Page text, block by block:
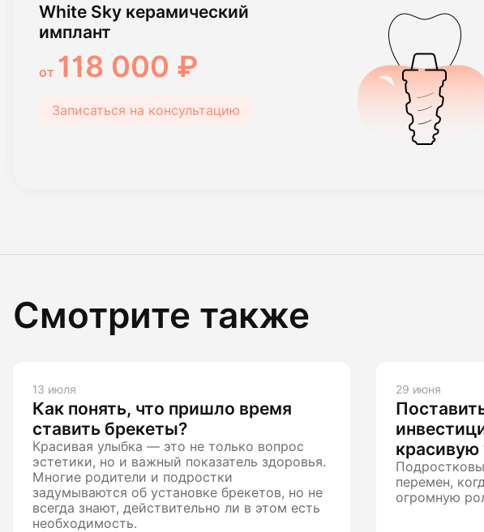
White Sky керамический
имплант
от 118 000 ₽
Записаться на консультацию
Смотрите также
13 июля
Как понять, что пришло время
ставить брекеты?
Красивая улыбка — это не только вопрос
эстетики, но и важный показатель здоровья.
Многие родители и подростки
задумываются об установке брекетов, но не
всегда знают, действительно ли в этом есть
необходимость.
29 июня
перемен,
огромную